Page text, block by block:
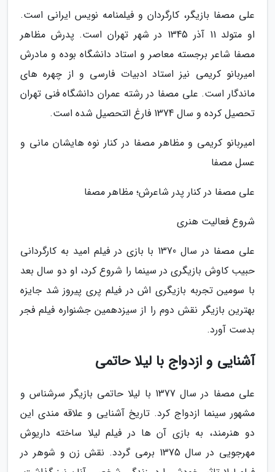
علی مصفا بازیگر، کارگردان و فیلمنامه نویس ایرانی است.
او متولد 11 آذر 1345 در شهر تهران است. پدرش مظاهر
مصفا شاعر برجسته معاصر و استاد دانشگاه بوده و مادرش
امیربانو کریمی نیز استاد ادبیات فارسی و از چهره های
ماندگار است. علی مصفا در رشته عمران دانشگاه فنی تهران
تحصیل کرده و سال 1374 فارغ التحصیل شده است.
امیربانو کریمی و مظاهر مصفا در کنار نوه هایشان مانی و
عسل مصفا
علی مصفا در کنار پدر شاعرش؛ مظاهر مصفا
شروع فعالیت هنری
علی مصفا در سال 1370 با بازی در فیلم امید به کارگردانی
حبیب کاوش بازیگری در سینما را شروع کرد، او دو سال بعد
با سومین تجربه بازیگری اش در فیلم پری پیروز شد جایزه
بهترین بازیگر نقش دوم را از سیزدهمین جشنواره فیلم فجر
بدست آورد.
آشنایی و ازدواج با لیلا حاتمی
علی مصفا در سال 1377 با لیلا حاتمی بازیگر سرشناس و
مشهور سینما ازدواج کرد. تاریخ آشنایی و علاقه مندی این
دو هنرمند، به بازی آن ها در فیلم لیلا ساخته داریوش
مهرجویی در سال 1375 برمی گردد. نقش زن و شوهر در